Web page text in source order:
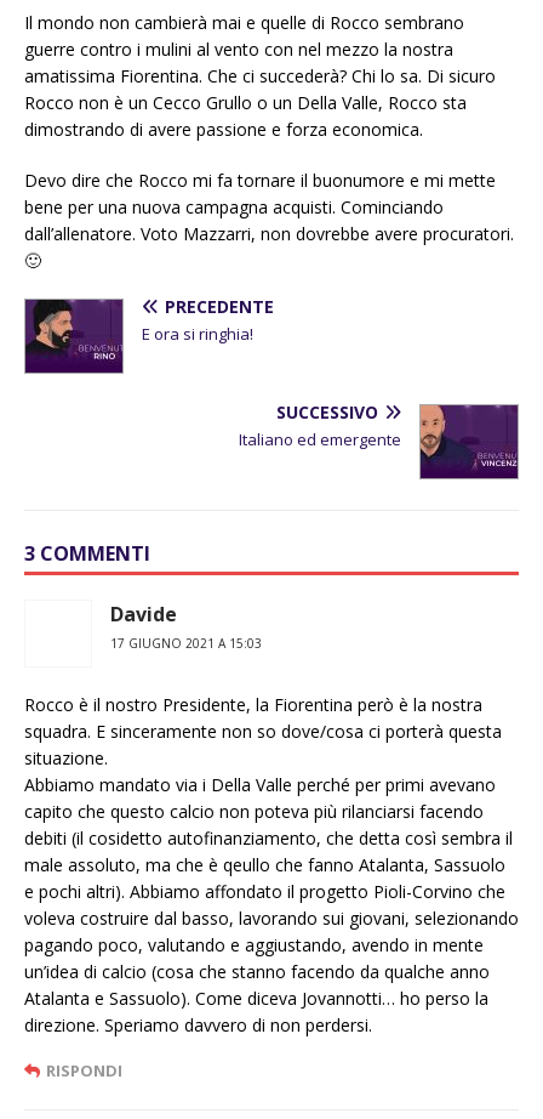
Il mondo non cambierà mai e quelle di Rocco sembrano
guerre contro i mulini al vento con nel mezzo la nostra
amatissima Fiorentina. Che ci succederà? Chi lo sa. Di sicuro
Rocco non è un Cecco Grullo o un Della Valle, Rocco sta
dimostrando di avere passione e forza economica.
Devo dire che Rocco mi fa tornare il buonumore e mi mette
bene per una nuova campagna acquisti. Cominciando
dall’allenatore. Voto Mazzarri, non dovrebbe avere procuratori.
🙂
PRECEDENTE
E ora si ringhia!
SUCCESSIVO
Italiano ed emergente
3 COMMENTI
Davide
17 GIUGNO 2021 A 15:03
Rocco è il nostro Presidente, la Fiorentina però è la nostra
squadra. E sinceramente non so dove/cosa ci porterà questa
situazione.
Abbiamo mandato via i Della Valle perché per primi avevano
capito che questo calcio non poteva più rilanciarsi facendo
debiti (il cosidetto autofinanziamento, che detta così sembra il
male assoluto, ma che è qeullo che fanno Atalanta, Sassuolo
e pochi altri). Abbiamo affondato il progetto Pioli-Corvino che
voleva costruire dal basso, lavorando sui giovani, selezionando
pagando poco, valutando e aggiustando, avendo in mente
un’idea di calcio (cosa che stanno facendo da qualche anno
Atalanta e Sassuolo). Come diceva Jovannotti… ho perso la
direzione. Speriamo davvero di non perdersi.
RISPONDI